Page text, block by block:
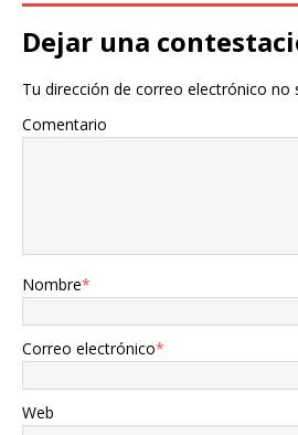
Dejar una
Tu dirección de correo electrónico no
Comentario
Nombre*
Correo electrónico*
Web